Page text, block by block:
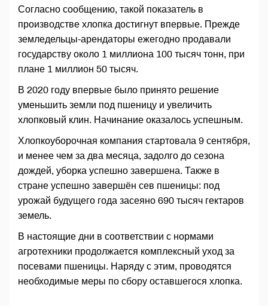
Согласно сообщению, такой показатель в
производстве хлопка достигнут впервые. Прежде
земледельцы-арендаторы ежегодно продавали
государству около 1 миллиона 100 тысяч тонн, при
плане 1 миллион 50 тысяч.
В 2020 году впервые было принято решение
уменьшить земли под пшеницу и увеличить
хлопковый клин. Начинание оказалось успешным.
Хлопкоуборочная компания стартовала 9 сентября,
и менее чем за два месяца, задолго до сезона
дождей, уборка успешно завершена. Также в
стране успешно завершён сев пшеницы: под
урожай будущего года засеяно 690 тысяч гектаров
земель.
В настоящие дни в соответствии с нормами
агротехники продолжается комплексный уход за
посевами пшеницы. Наряду с этим, проводятся
необходимые меры по сбору оставшегося хлопка.